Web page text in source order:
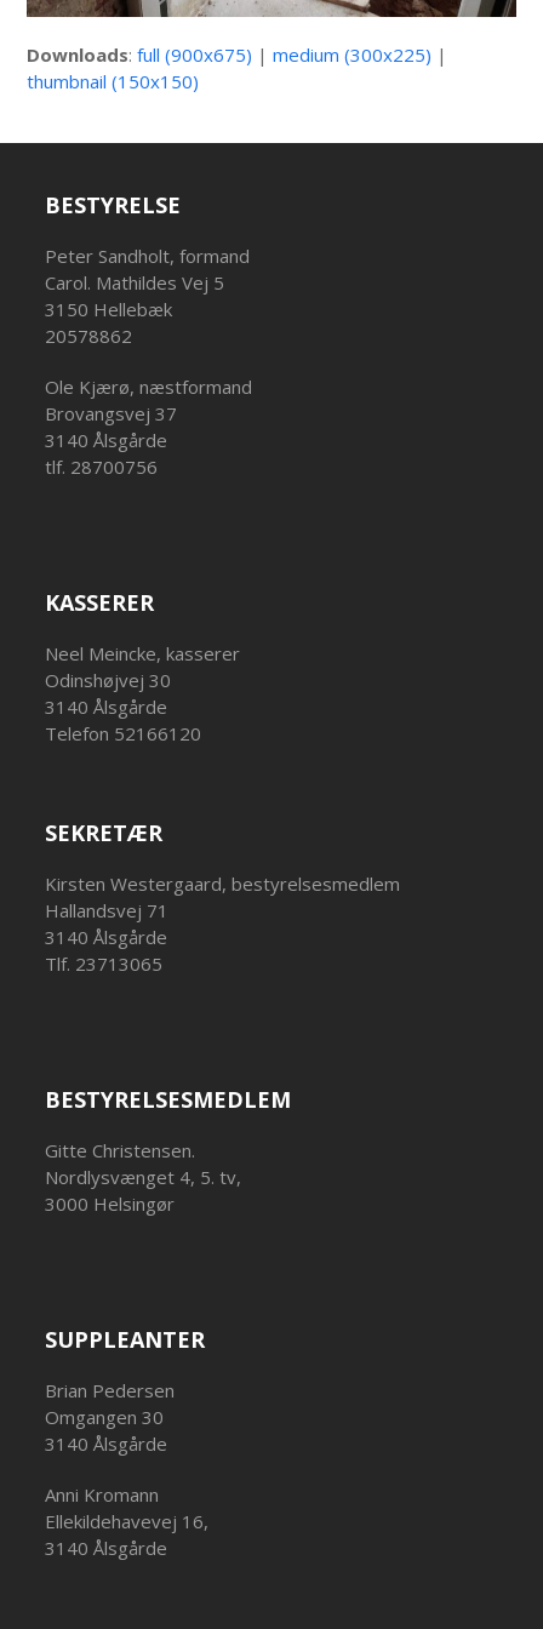
Downloads:full (900x675) |medium (300x225) |
thumbnail (150x150)
BESTYRELSE
Peter Sandholt, formand
Carol. Mathildes Vej 5
3150 Hellebæk
20578862
Ole Kjærø, næstformand
Brovangsvej 37
3140 Ålsgårde
tlf. 28700756
KASSERER
Neel Meincke, kasserer
Odinshøjvej 30
3140 Ålsgårde
Telefon 52166120
SEKRETÆR
Kirsten Westergaard, bestyrelsesmedlem
Hallandsvej 71
3140 Ålsgårde
Tlf. 23713065
BESTYRELSESMEDLEM
Gitte Christensen.
Nordlysvænget 4, 5. tv,
3000 Helsingør
SUPPLEANTER
Brian Pedersen
Omgangen 30
3140 Ålsgårde
Anni Kromann
Ellekildehavevej 16,
3140 Ålsgårde